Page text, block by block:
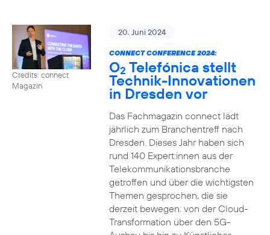
Credits: connect
Magazin
20. Juni 2024
CONNECT CONFERENCE 2024:
O2 Telefónica stellt
Technik-Innovationen
in Dresden vor
Das Fachmagazin connect lädt
jährlich zum Branchentreff nach
Dresden. Dieses Jahr haben sich
rund 140 Expert:innen aus der
Telekommunikationsbranche
getroffen und über die wichtigsten
Themen gesprochen, die sie
derzeit bewegen: von der Cloud-
Transformation über den 5G-